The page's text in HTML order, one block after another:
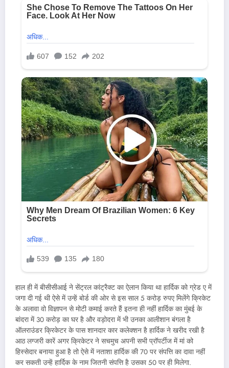
हाल ही में बीसीसीआई ने सेंट्रल कांट्रैक्ट का ऐलान किया था हार्दिक को ग्रेड ए में
जगा दी गई थी ऐसे में उन्हें बोर्ड की ओर से इस साल 5 करोड़ रुपए मिलेंगे क्रिकेट
के अलावा वो विज्ञापन से मोटी कमाई करते हैं इतना ही नहीं हार्दिक का मुंबई के
बांदरा में 30 करोड़ का घर है और वड़ोदरा में भी उनका आलीशान बंगला है
ऑलराउंडर क्रिकेटर के पास शानदार कार कलेक्शन है हार्दिक ने खरीद रखी है
आठ लग्जरी कारें अगर क्रिकेटर ने सचमुच अपनी सभी प्रॉपर्टीज में मां को
हिस्सेदार बनाया हुआ है तो ऐसे में नताशा हार्दिक की 70 पर संपत्ति का दावा नहीं
कर सकती उन्हें हार्दिक के नाम जितनी संपत्ति है उसका 50 पर ही मिलेगा.